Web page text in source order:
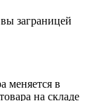
заграницей
меняется в
на складе